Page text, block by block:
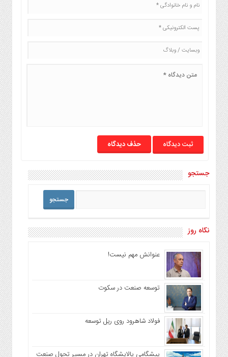
حذف دیدگاه
جستجو
نگاه روز
عنوانش مهم نیست!
توسعه صنعت در سکوت
فولاد شاهرود روی ریل توسعه
پیشگامی پالایشگاه تهران در مسیر تحول صنعت